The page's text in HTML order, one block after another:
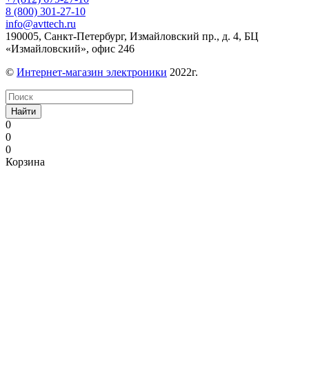
8 (800) 301-27-10
info@avttech.ru
190005, Санкт-Петербург, Измайловский пр., д. 4, БЦ
«Измайловский», офис 246
© Интернет-магазин электроники 2022г.
Найти
0
0
0
Корзина